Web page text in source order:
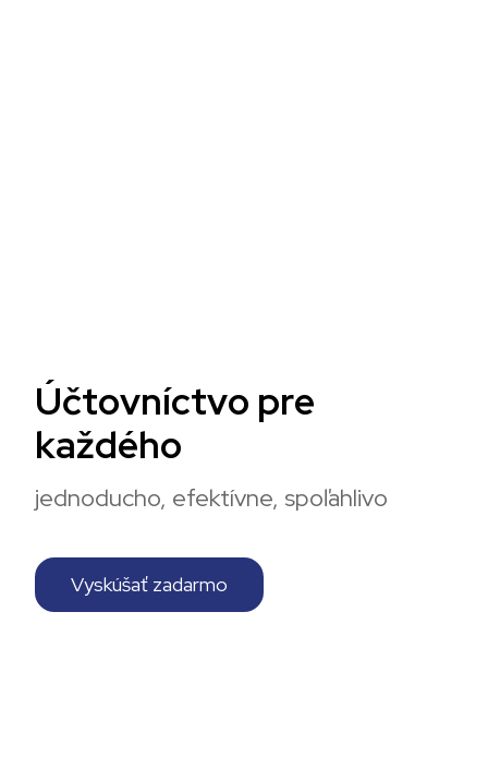
Účtovníctvo pre
každého
jednoducho, efektívne, spoľahlivo
Vyskúšať zadarmo